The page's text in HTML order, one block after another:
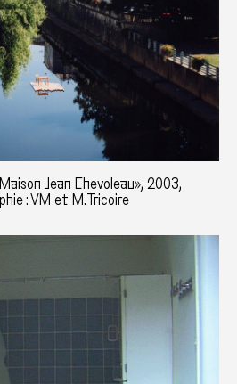
Jean Chevoleau», 2003,
: VM et M.Tricoire